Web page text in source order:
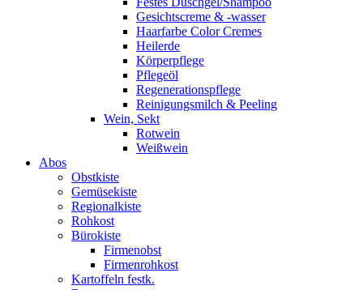
Gesichtscreme & -wasser
Haarfarbe Color Cremes
Heilerde
Körperpflege
Pflegeöl
Regenerationspflege
Reinigungsmilch & Peeling
Wein, Sekt
Rotwein
Weißwein
Abos
Obstkiste
Gemüsekiste
Regionalkiste
Rohkost
Bürokiste
Firmenobst
Firmenrohkost
Kartoffeln festk.